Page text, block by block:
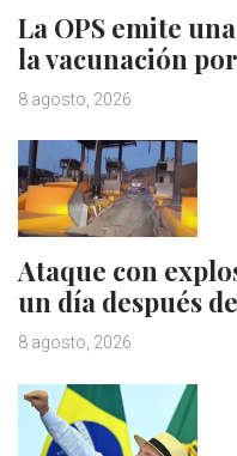
La OPS emite
la vacunación
8 agosto, 2026
Ataque con
un día después
8 agosto, 2026